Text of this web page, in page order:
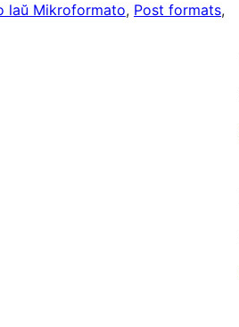
laŭ Mikroformato, Post formats